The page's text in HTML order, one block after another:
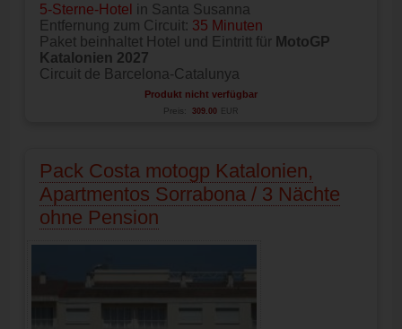
5-Sterne-Hotel in Santa Susanna
Entfernung zum Circuit: 35 Minuten
Paket beinhaltet Hotel und Eintritt für MotoGP
Katalonien 2027
Circuit de Barcelona-Catalunya
Produkt nicht verfügbar
Preis: 309.00 EUR
Pack Costa motogp Katalonien,
Apartmentos Sorrabona / 3 Nächte
ohne Pension